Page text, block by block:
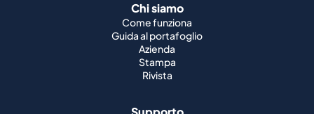
Chi siamo
Come funziona
Guida al portafoglio
Azienda
Stampa
Rivista